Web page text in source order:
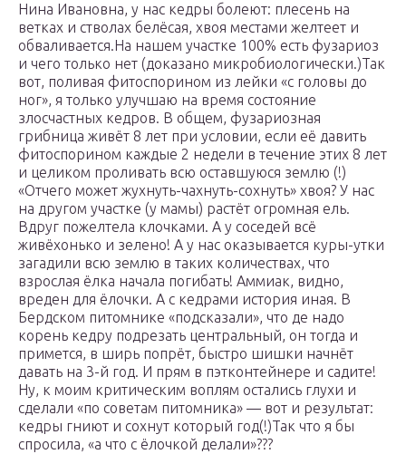
Нина Ивановна, у нас кедры болеют: плесень на
ветках и стволах белёсая, хвоя местами желтеет и
обваливается.На нашем участке 100% есть фузариоз
и чего только нет (доказано микробиологически.)Так
вот, поливая фитоспорином из лейки «с головы до
ног», я только улучшаю на время состояние
злосчастных кедров. В общем, фузариозная
грибница живёт 8 лет при условии, если её давить
фитоспорином каждые 2 недели в течение этих 8 лет
и целиком проливать всю оставшуюся землю (!)
«Отчего может жухнуть-чахнуть-сохнуть» хвоя? У нас
на другом участке (у мамы) растёт огромная ель.
Вдруг пожелтела клочками. А у соседей всё
живёхонько и зелено! А у нас оказывается куры-утки
загадили всю землю в таких количествах, что
взрослая ёлка начала погибать! Аммиак, видно,
вреден для ёлочки. А с кедрами история иная. В
Бердском питомнике «подсказали», что де надо
корень кедру подрезать центральный, он тогда и
примется, в ширь попрёт, быстро шишки начнёт
давать на 3-й год. И прям в пэтконтейнере и садите!
Ну, к моим критическим воплям остались глухи и
сделали «по советам питомника» — вот и результат:
кедры гниют и сохнут который год(!)Так что я бы
спросила, «а что с ёлочкой делали»???